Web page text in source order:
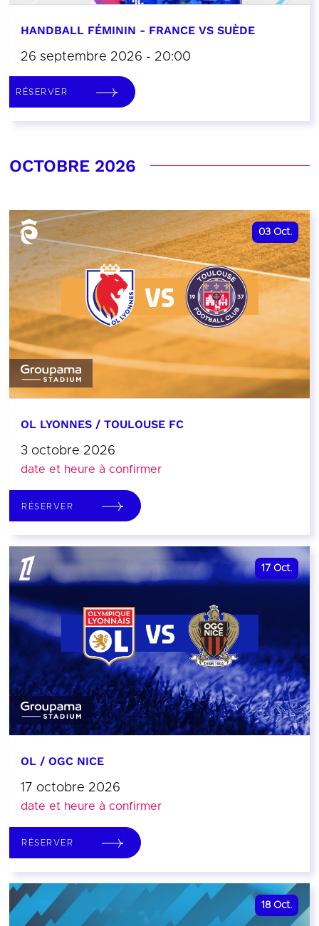
HANDBALL FÉMININ - FRANCE VS SUÈDE
26 septembre 2026 - 20:00
RÉSERVER
OCTOBRE 2026
03 Oct.
OL LYONNES / TOULOUSE FC
3 octobre 2026
date et heure à confirmer
RÉSERVER
17 Oct.
OL / OGC NICE
17 octobre 2026
date et heure à confirmer
RÉSERVER
18 Oct.